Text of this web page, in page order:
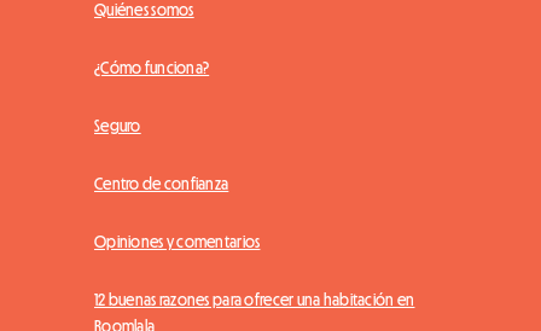
Quiénes somos
¿Cómo funciona?
Seguro
Centro de confianza
Opiniones y comentarios
12 buenas razones para ofrecer una habitación en
Roomlala